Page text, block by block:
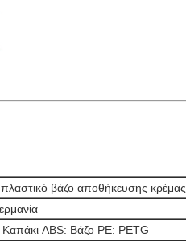
βάζο αποθήκευσης κρέμας
ABS: Βάζο PE: PETG